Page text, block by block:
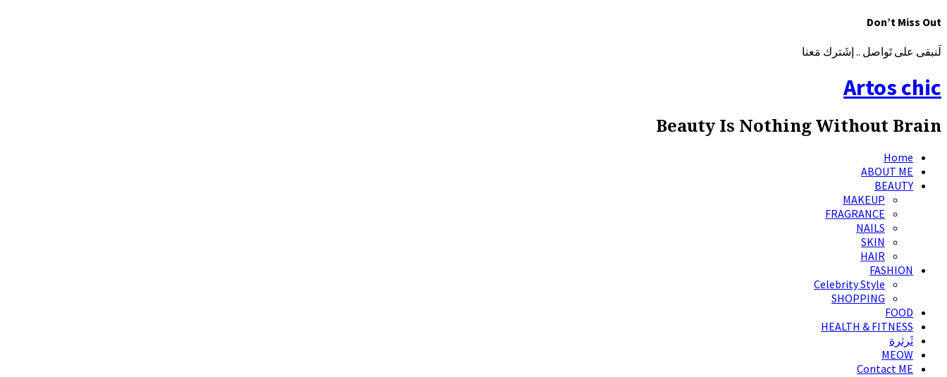
Don’t Miss Out
لَنبقى على تَواصل .. إشَترك مَعنا
Artos chic
Beauty Is Nothing Without Brain
Home
ABOUT ME
BEAUTY
MAKEUP
FRAGRANCE
NAILS
SKIN
HAIR
FASHION
Celebrity Style
SHOPPING
FOOD
HEALTH & FITNESS
ثَرثرة
MEOW
Contact ME